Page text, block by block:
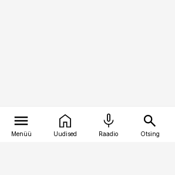
Menüü Uudised Raadio Otsing